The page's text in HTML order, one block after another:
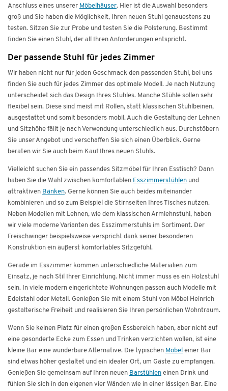
Anschluss eines unserer Möbelhäuser. Hier ist die Auswahl besonders
groß und Sie haben die Möglichkeit, Ihren neuen Stuhl genauestens zu
testen. Sitzen Sie zur Probe und testen Sie die Polsterung. Bestimmt
finden Sie einen Stuhl, der all Ihren Anforderungen entspricht.
Der passende Stuhl für jedes Zimmer
Wir haben nicht nur für jeden Geschmack den passenden Stuhl, bei uns
finden Sie auch für jedes Zimmer das optimale Modell. Je nach Nutzung
unterscheidet sich das Design Ihres Stuhles. Manche Stühle sollen sehr
flexibel sein. Diese sind meist mit Rollen, statt klassischen Stuhlbeinen,
ausgestattet und somit besonders mobil. Auch die Gestaltung der Lehnen
und Sitzhöhe fällt je nach Verwendung unterschiedlich aus. Durchstöbern
Sie unser Angebot und verschaffen Sie sich einen Überblick. Gerne
beraten wir Sie auch beim Kauf Ihres neuen Stuhls.
Vielleicht suchen Sie ein passendes Sitzmöbel für Ihren Esstisch? Dann
haben Sie die Wahl zwischen komfortablen Esszimmerstühlen und
attraktiven Bänken. Gerne können Sie auch beides miteinander
kombinieren und so zum Beispiel die Stirnseiten Ihres Tisches nutzen.
Neben Modellen mit Lehnen, wie dem klassischen Armlehnstuhl, haben
wir viele moderne Varianten des Esszimmerstuhls im Sortiment. Der
Freischwinger beispielsweise verspricht dank seiner besonderen
Konstruktion ein äußerst komfortables Sitzgefühl.
Gerade im Esszimmer kommen unterschiedliche Materialien zum
Einsatz, je nach Stil Ihrer Einrichtung. Nicht immer muss es ein Holzstuhl
sein. In viele modern eingerichtete Wohnungen passen auch Modelle mit
Edelstahl oder Metall. Genießen Sie mit einem Stuhl von Möbel Heinrich
gestalterische Freiheit und realisieren Sie Ihren persönlichen Wohntraum.
Wenn Sie keinen Platz für einen großen Essbereich haben, aber nicht auf
eine gesonderte Ecke zum Essen und Trinken verzichten wollen, ist eine
kleine Bar eine wunderbare Alternative. Die typischen Möbel einer Bar
sind etwas höher gestaltet und ein idealer Ort, um Gäste zu empfangen.
Genießen Sie gemeinsam auf Ihren neuen Barstühlen einen Drink und
fühlen Sie sich in den eigenen vier Wänden wie in einer lässigen Bar. Eine